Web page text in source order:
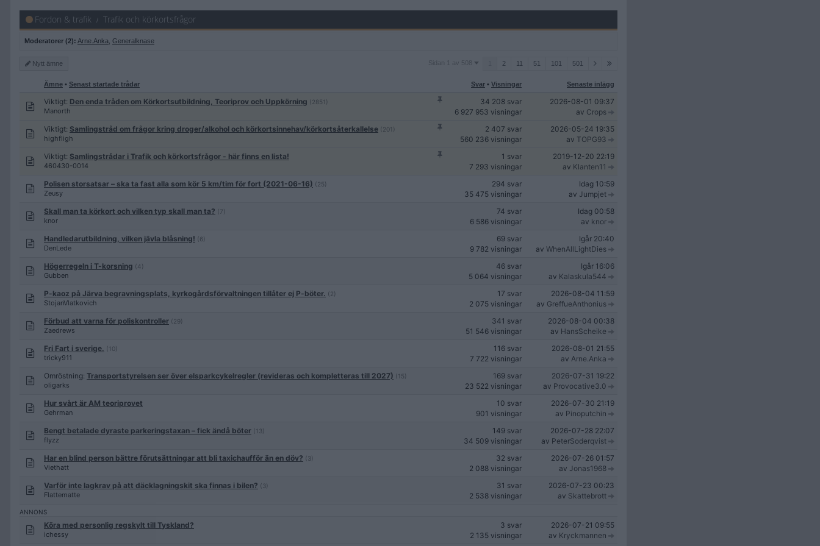
Fordon & trafik Trafik och körkortsfrågor
Moderatorer (2): Arne.Anka Generalknase
Nytt ämne
Sidan
Sidan 1 av 508 2 11 51 101 501
Ämne • Senast startade trådar Svar • Visningar Senaste inlägg
Viktigt: Den enda tråden om Körkortsutbildning, Teoriprov och Uppkörning (2851)
Manorth
34 208 svar
6 927 953 visningar
2026-08-01 09:37
av Crops
Viktigt: Samlingstråd om frågor kring droger/alkohol och körkortsinnehav/körkortsåterkallelse (201)
highfligh
2 407 svar
560 236 visningar
2026-05-24 19:35
av TOPG93
Viktigt: Samlingstrådar i Trafik och körkortsfrågor - här finns en lista!
460430-0014
1 svar
7 293 visningar
2019-12-20 22:19
av Klanten11
Polisen storsatsar – ska ta fast alla som kör 5 km/tim för fort (2021-06-16) (25)
Zeusy
294 svar
35 475 visningar
Idag 10:59
av Jumpjet
Skall man ta körkort och vilken typ skall man ta? (7)
knor
74 svar
6 586 visningar
Idag 00:58
av knor
Handledarutbildning, vilken jävla blåsning! (6)
DenLede
69 svar
9 782 visningar
Igår 20:40
av WhenAllLightDies
Högerregeln i T-korsning (4)
Gubben
46 svar
5 064 visningar
Igår 16:06
av Kalaskula544
P-kaoz på Järva begravningsplats, kyrkogårdsförvaltningen tillåter ej P-böter. (2)
StojanVlatkovich
17 svar
2 075 visningar
2026-08-04 11:59
av GreffueAnthonius
Förbud att varna för poliskontroller (29)
Zaedrews
341 svar
51 546 visningar
2026-08-04 00:38
av HansScheike
Fri Fart i sverige. (10)
tricky911
116 svar
7 722 visningar
2026-08-01 21:55
av Arne.Anka
Omröstning: Transportstyrelsen ser över elsparkcykelregler (revideras och kompletteras till 2027) (15)
oligarks
169 svar
23 522 visningar
2026-07-31 19:22
av Provocative3.0
Hur svårt är AM teoriprovet
Gehrman
10 svar
901 visningar
2026-07-30 21:19
av Pinoputchin
Bengt betalade dyraste parkeringstaxan – fick ändå böter (13)
flyzz
149 svar
34 509 visningar
2026-07-28 22:07
av PeterSoderqvist
Har en blind person bättre förutsättningar att bli taxichaufför än en döv? (3)
Viethatt
32 svar
2 088 visningar
2026-07-26 01:57
av Jonas1968
Varför inte lagkrav på att däcklagningskit ska finnas i bilen? (3)
Flattematte
31 svar
2 538 visningar
2026-07-23 00:23
av Skattebrott
Köra med personlig regskylt till Tyskland?
ichessy
3 svar
2 135 visningar
2026-07-21 09:55
av Kryckmannen